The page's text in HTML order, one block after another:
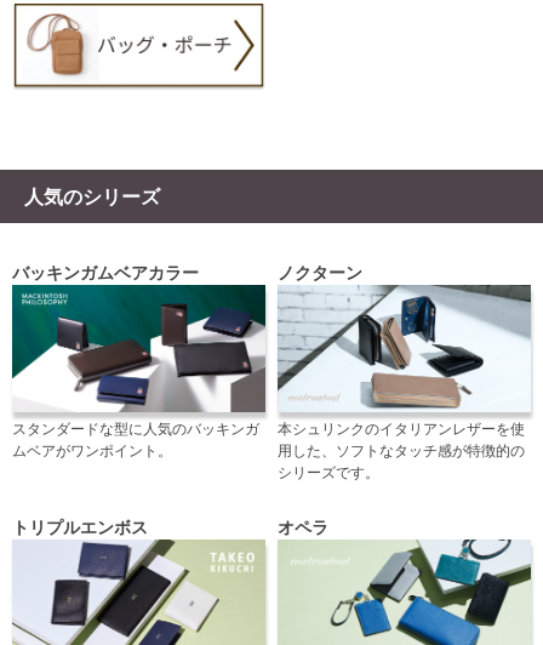
人気のシリーズ
バッキンガムベアカラー
スタンダードな型に人気のバッキンガ
ムベアがワンポイント。
ノクターン
本シュリンクのイタリアンレザーを使
用した、ソフトなタッチ感が特徴的の
シリーズです。
トリプルエンボス オペラ